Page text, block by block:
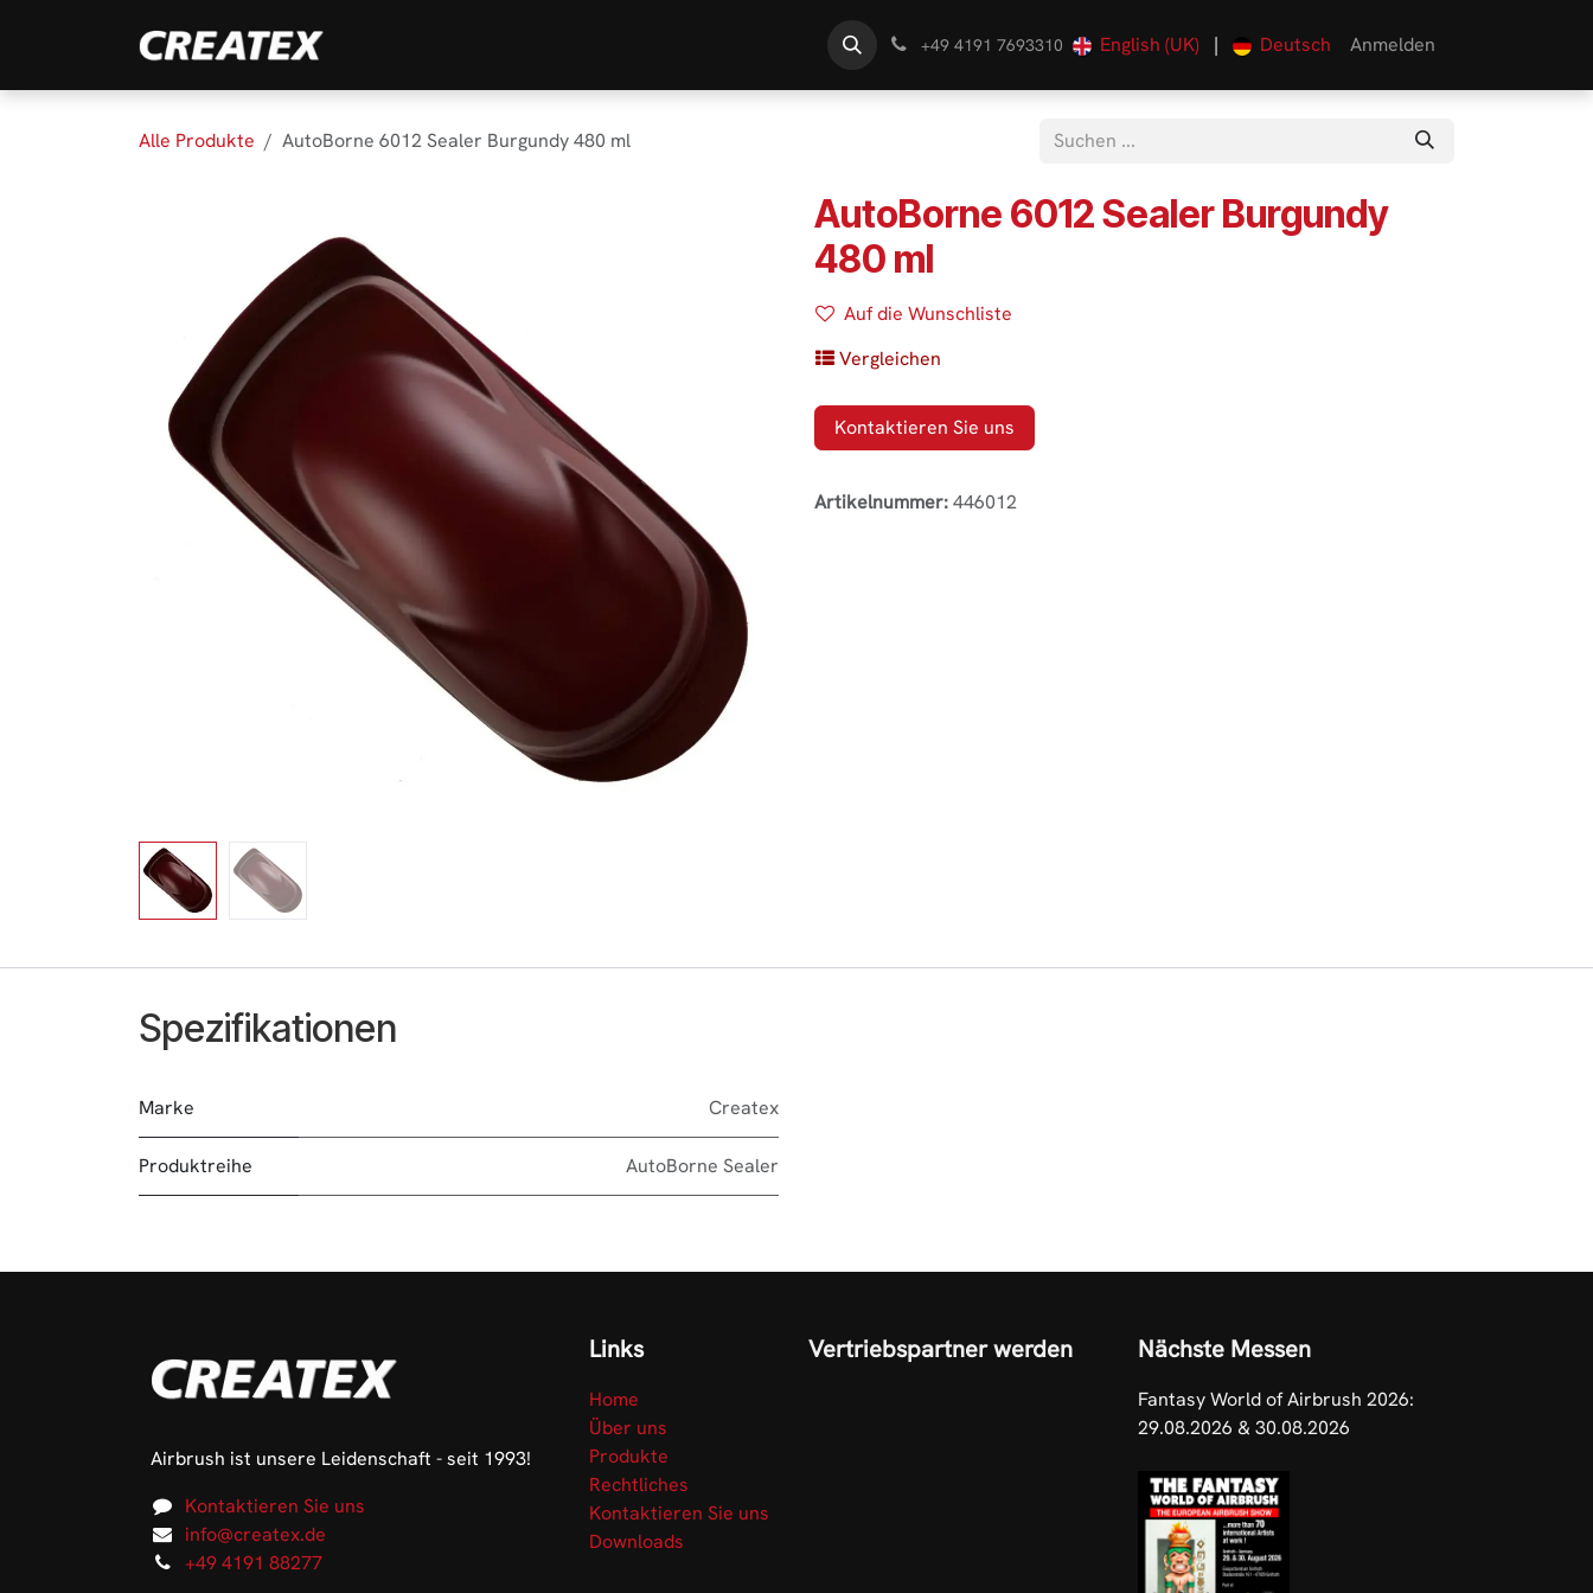
+49 4191 7693310 English (UK) | Deutsch Anmelden
Alle Produkte AutoBorne 6012 Sealer Burgundy 480 ml
AutoBorne 6012 Sealer Burgundy
480 ml
Auf die Wunschliste
Vergleichen
Kontaktieren Sie uns
Artikelnummer:446012
Spezifikationen
Marke Createx
Produktreihe AutoBorne Sealer
Airbrush ist unsere Leidenschaft - seit 1993!
Kontaktieren Sie uns
info@createx.de
+49 4191 88277
Links
Home
Über uns
Produkte
Rechtliches
Kontaktieren Sie uns
Downloads
Vertriebspartner werden Nächste Messen
Fantasy World of Airbrush 2026:
29.08.2026 & 30.08.2026